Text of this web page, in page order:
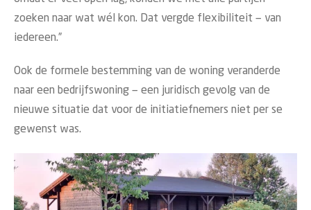
zoeken naar wat wél kon. Dat vergde flexibiliteit — van
iedereen.”
Ook de formele bestemming van de woning veranderde
naar een bedrijfswoning — een juridisch gevolg van de
nieuwe situatie dat voor de initiatiefnemers niet per se
gewenst was.